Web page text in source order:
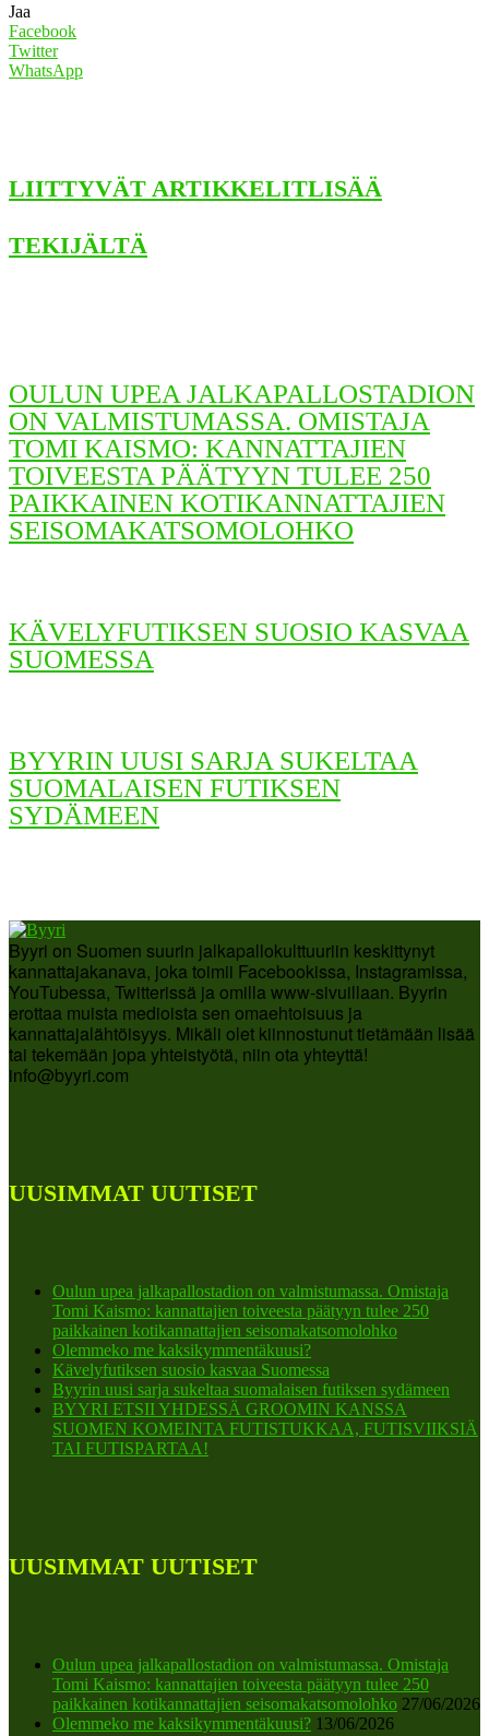
Jaa
Facebook
Twitter
WhatsApp
LIITTYVÄT ARTIKKELITLISÄÄ
TEKIJÄLTÄ
OULUN UPEA JALKAPALLOSTADION
ON VALMISTUMASSA. OMISTAJA
TOMI KAISMO: KANNATTAJIEN
TOIVEESTA PÄÄTYYN TULEE 250
PAIKKAINEN KOTIKANNATTAJIEN
SEISOMAKATSOMOLOHKO
KÄVELYFUTIKSEN SUOSIO KASVAA
SUOMESSA
BYYRIN UUSI SARJA SUKELTAA
SUOMALAISEN FUTIKSEN
SYDÄMEEN
Byyri on Suomen suurin jalkapallokulttuuriin keskittynyt
kannattajakanava, joka toimii Facebookissa, Instagramissa,
YouTubessa, Twitterissä ja omilla www-sivuillaan. Byyrin
erottaa muista medioista sen omaehtoisuus ja
kannattajalähtöisyys. Mikäli olet kiinnostunut tietämään lisää
tai tekemään jopa yhteistyötä, niin ota yhteyttä!
info@byyri.com
UUSIMMAT UUTISET
Oulun upea jalkapallostadion on valmistumassa. Omistaja
Tomi Kaismo: kannattajien toiveesta päätyyn tulee 250
paikkainen kotikannattajien seisomakatsomolohko
Olemmeko me kaksikymmentäkuusi?
Kävelyfutiksen suosio kasvaa Suomessa
Byyrin uusi sarja sukeltaa suomalaisen futiksen sydämeen
BYYRI ETSII YHDESSÄ GROOMIN KANSSA
SUOMEN KOMEINTA FUTISTUKKAA, FUTISVIIKSIÄ
TAI FUTISPARTAA!
UUSIMMAT UUTISET
Oulun upea jalkapallostadion on valmistumassa. Omistaja
Tomi Kaismo: kannattajien toiveesta päätyyn tulee 250
paikkainen kotikannattajien seisomakatsomolohko 27/06/2026
Olemmeko me kaksikymmentäkuusi? 13/06/2026